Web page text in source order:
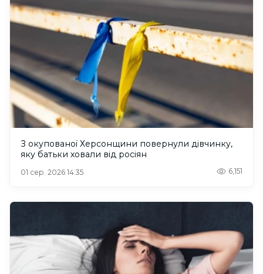
З окупованої Херсонщини повернули дівчинку,
яку батьки ховали від росіян
01 сер. 2026 14:35 6,151